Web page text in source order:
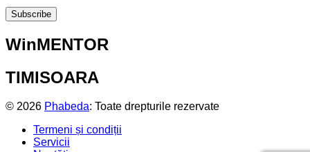
WinMENTOR
TIMISOARA
© 2026 Phabeda: Toate drepturile rezervate
Termeni și condiții
Servicii